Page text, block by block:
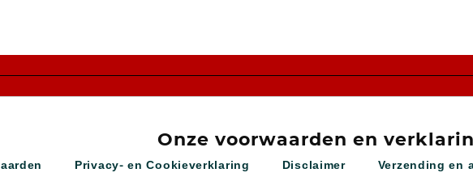
Onze voorwaarden en
Privacy- en Cookieverklaring Disclaimer Verzending en